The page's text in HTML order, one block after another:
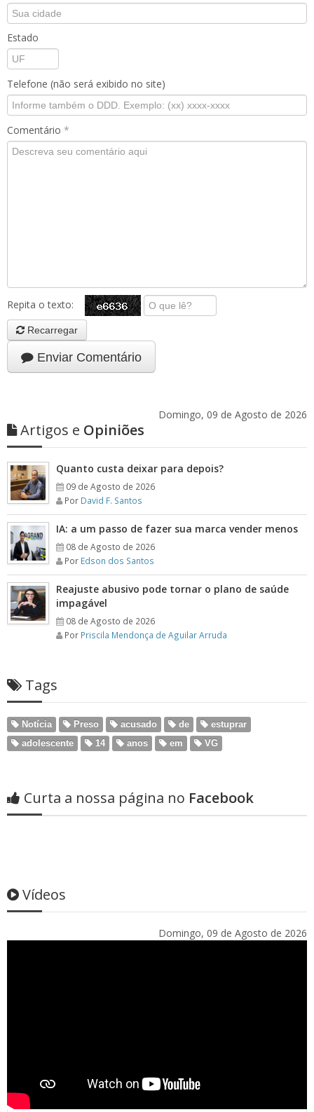
Estado
Telefone (não será exibido no site)
Comentário *
Repita o texto:
Recarregar
Enviar Comentário
Domingo, 09 de Agosto de 2026
Artigos e Opiniões
Quanto custa deixar para depois?
09 de Agosto de 2026
Por David F. Santos
IA: a um passo de fazer sua marca vender menos
08 de Agosto de 2026
Por Edson dos Santos
Reajuste abusivo pode tornar o plano de saúde
impagável
08 de Agosto de 2026
Por Priscila Mendonça de Aguilar Arruda
Tags
Notícia Preso acusado de
estuprar
adolescente
14 anos em VG
Curta a nossa página no Facebook
Vídeos
Domingo, 09 de Agosto de 2026